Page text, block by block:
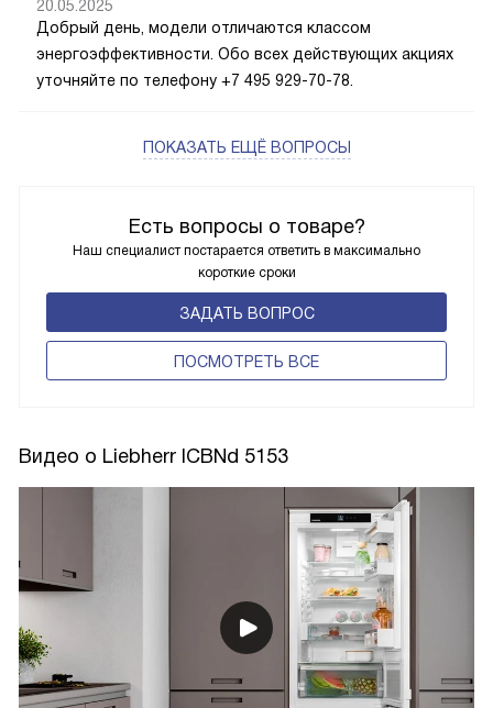
Есть вопросы о товаре?
Наш специалист постарается ответить в максимально
короткие сроки
ЗАДАТЬ ВОПРОС
ПОCМОТРЕТЬ ВСЕ
20.05.2025
Добрый день, модели отличаются классом
энергоэффективности. Обо всех действующих акциях
уточняйте по телефону +7 495 929-70-78.
ПОКАЗАТЬ ЕЩЁ ВОПРОСЫ
Видео о Liebherr ICBNd 5153